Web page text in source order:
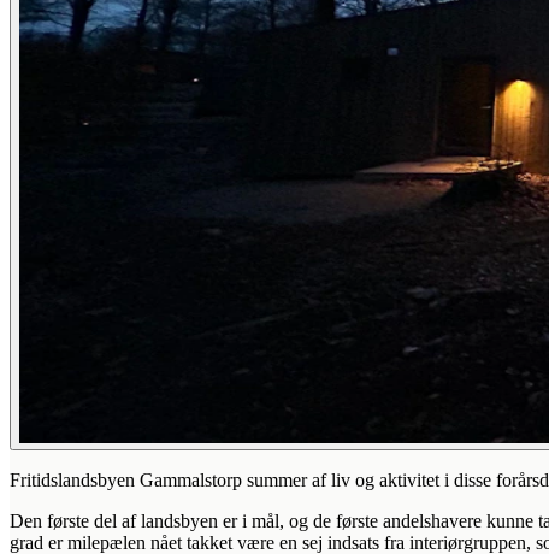
Fritidslandsbyen Gammalstorp summer af liv og aktivitet i disse
Den første del af landsbyen er i mål, og de første andelshavere
grad er milepælen nået takket være en sej indsats fra interiørgruppen,